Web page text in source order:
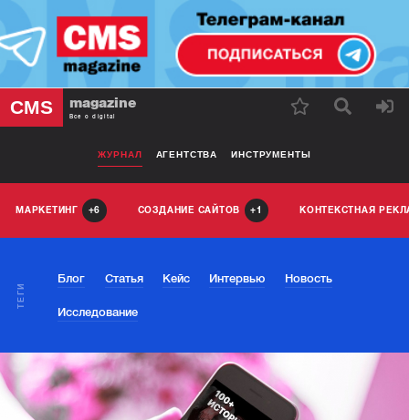
CMS magazine
Все о digital
ЖУРНАЛ АГЕНТСТВА ИНСТРУМЕНТЫ
МАРКЕТИНГ 6 СОЗДАНИЕ САЙТОВ 1 КОНТЕКСТНАЯ
ТЕГИ
Блог Статья Кейс Интервью Новость
Исследование